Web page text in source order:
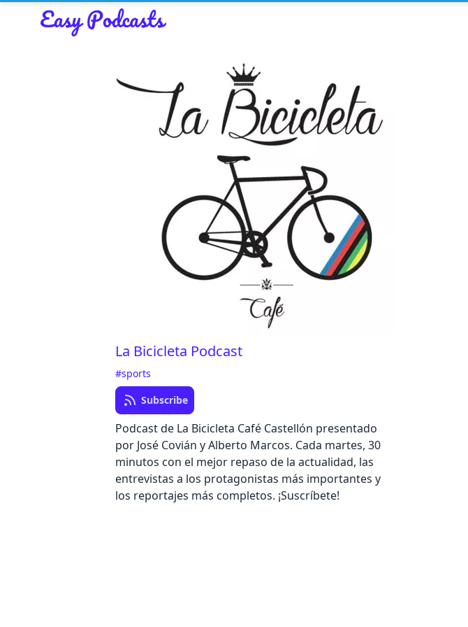
Read about our content policies
La Bicicleta Podcast
#sports
Subscribe
Podcast de La Bicicleta Café Castellón presentado
por José Covián y Alberto Marcos. Cada martes, 30
minutos con el mejor repaso de la actualidad, las
entrevistas a los protagonistas más importantes y
los reportajes más completos. ¡Suscríbete!
Cancel